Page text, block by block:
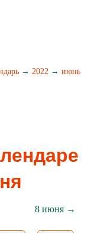
→ 2022 → июнь
8 июня →